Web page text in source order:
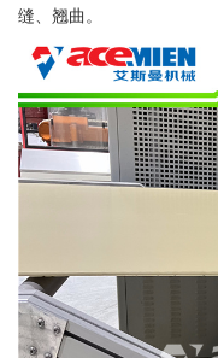
缝、翘曲。